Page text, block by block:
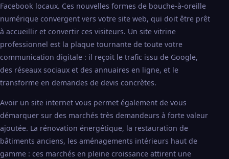
Facebook locaux. Ces nouvelles formes de bouche-à-oreille
numérique convergent vers votre site web, qui doit être prêt
à accueillir et convertir ces visiteurs. Un site vitrine
professionnel est la plaque tournante de toute votre
communication digitale : il reçoit le trafic issu de Google,
des réseaux sociaux et des annuaires en ligne, et le
transforme en demandes de devis concrètes.
Avoir un site internet vous permet également de vous
démarquer sur des marchés très demandeurs à forte valeur
ajoutée. La rénovation énergétique, la restauration de
bâtiments anciens, les aménagements intérieurs haut de
gamme : ces marchés en pleine croissance attirent une